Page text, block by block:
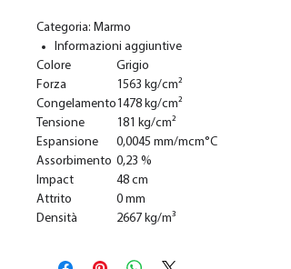
Categoria: Marmo
Informazioni aggiuntive
Colore
Grigio
Forza
1563 kg/cm²
Congelamento 1478 kg/cm²
Tensione
181 kg/cm²
Espansione
0,0045 mm/mcm°C
Assorbimento 0,23 %
Impact
48 cm
Attrito
0 mm
Densità
2667 kg/m³